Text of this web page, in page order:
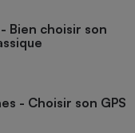
Bien choisir son
- Choisir son GPS